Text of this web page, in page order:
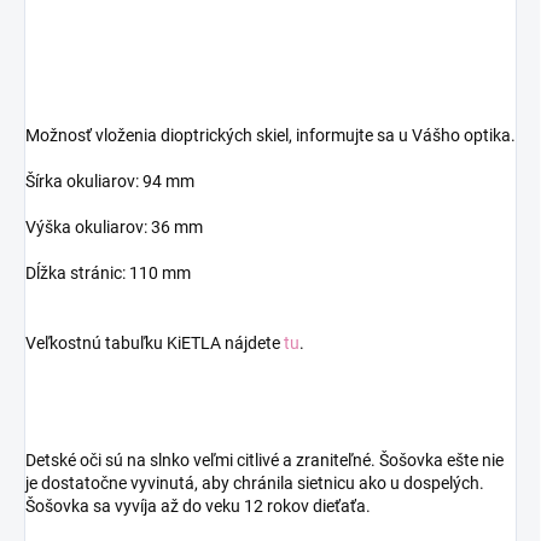
Možnosť vloženia dioptrických skiel, informujte sa u Vášho optika.
Šírka okuliarov: 94 mm
Výška okuliarov: 36 mm
Dĺžka stránic: 110 mm
Veľkostnú tabuľku KiETLA nájdetetu.
Detské oči sú na slnko veľmi citlivé a zraniteľné. Šošovka ešte nie
je dostatočne vyvinutá, aby chránila sietnicu ako u dospelých.
Šošovka sa vyvíja až do veku 12 rokov dieťaťa.